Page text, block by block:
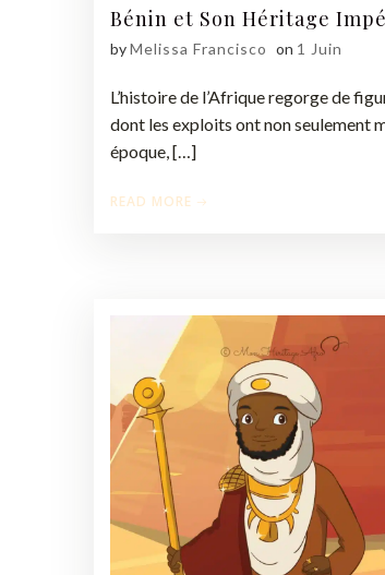
Bénin et Son Héritage
byMelissa Francisco on 1 Juin
L’histoire de l’Afrique regorge de
dont les exploits ont non seulement
époque, […]
READ MORE